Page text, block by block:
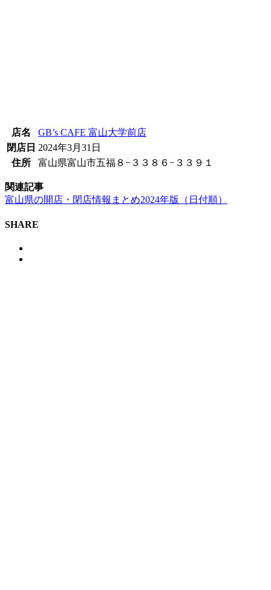
店名
GB’s CAFE 富山大学前店
閉店日 2024年3月31日
住所
富山県富山市五福８−３３８６−３３９１
関連記事
富山県の開店・閉店情報まとめ2024年版（日付順）
SHARE